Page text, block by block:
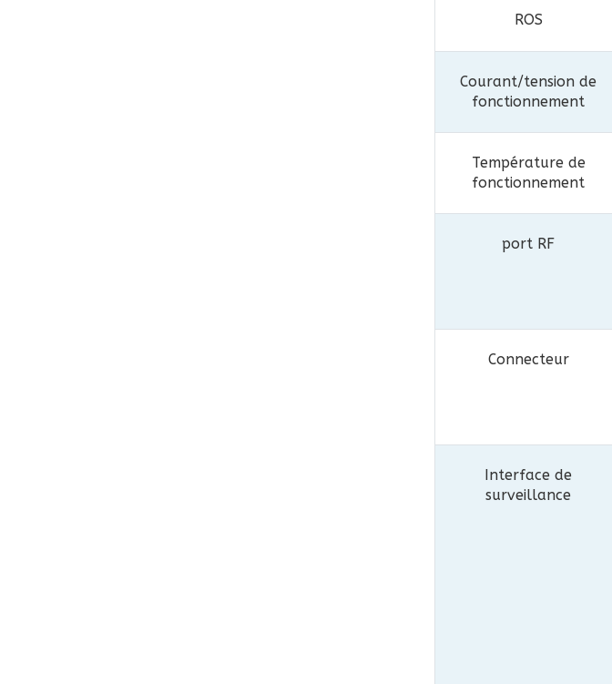
ROS
Courant/tension de
fonctionnement
Température de
fonctionnement
port RF
Connecteur
Interface de
surveillance